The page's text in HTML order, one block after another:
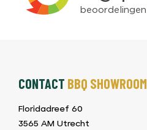
CONTACT BBQ SHOWROOM
Floridadreef 60
3565 AM Utrecht